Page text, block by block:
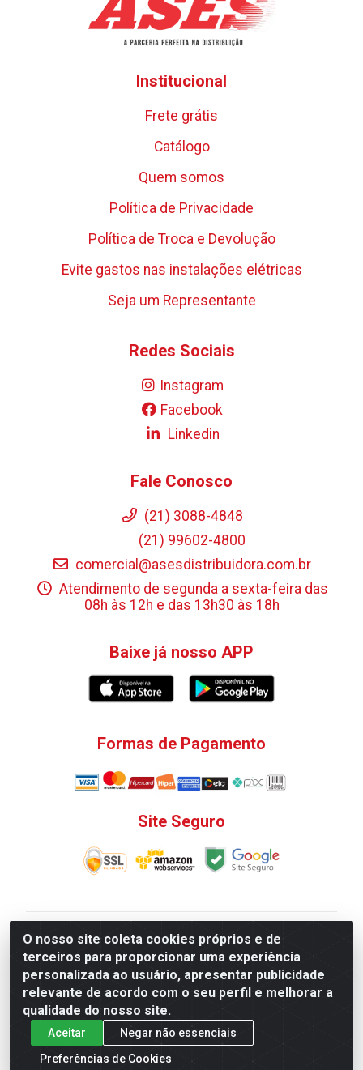
O nosso site coleta cookies próprios e de
terceiros para proporcionar uma experiência
personalizada ao usuário, apresentar publicidade
relevante de acordo com o seu perfil e melhorar a
qualidade do nosso site.
Aceitar
Negar não essenciais
Preferências de Cookies
Institucional
Frete grátis
Catálogo
Quem somos
Política de Privacidade
Política de Troca e Devolução
Evite gastos nas instalações elétricas
Seja um Representante
Redes Sociais
Instagram
Facebook
Linkedin
Fale Conosco
(21) 3088-4848
(21) 99602-4800
comercial@asesdistribuidora.com.br
Atendimento de segunda a sexta-feira das
08h às 12h e das 13h30 às 18h
Baixe já nosso APP
Formas de Pagamento
Site Seguro
V. C. Ferragens LTDA - Rua do Matoso, 132 - Praça da
Bandeira, Rio de Janeiro/ RJ - CEP 20.270-135 - CNPJ
12.324.723/0001-25
Todas as regras de promoções, descontos, preços e
prazos de pagamento e entrega expostos aqui são
válidos apenas para compras via internet. Preços e
estoque sujeito a alterações sem aviso prévio.